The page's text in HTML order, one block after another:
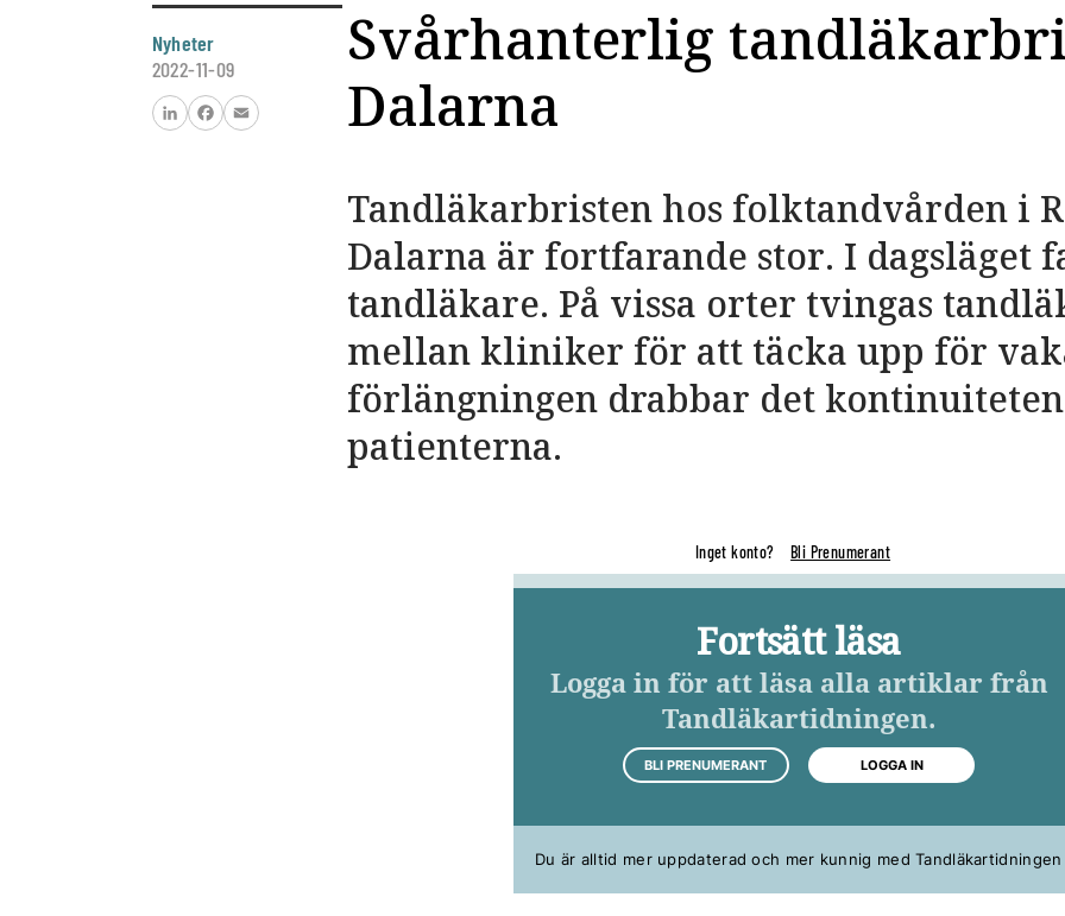
Nyheter
2022-11-09
FacebookEmail
Svårhanterlig
Dalarna
Tandläkarbristen hos folktandvården i
Dalarna är fortfarande stor. I dagsläget
tandläkare. På vissa orter tvingas
mellan kliniker för att täcka upp för
förlängningen drabbar det
patienterna.
Inget konto? Bli Prenumerant
Fortsätt läsa
Logga in för att läsa alla artiklar från
Tandläkartidningen.
BLI PRENUMERANT LOGGA IN
Du är alltid mer uppdaterad och mer kunnig med Tandläkartidningen